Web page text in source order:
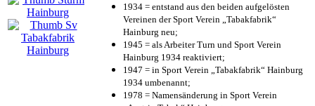
1934 = entstand aus den beiden aufgelösten
Vereinen der Sport Verein „Tabakfabrik“
Hainburg neu;
1945 = als Arbeiter Turn und Sport Verein
Hainburg 1934 reaktiviert;
1947 = in Sport Verein „Tabakfabrik“ Hainburg
1934 umbenannt;
1978 = Namensänderung in Sport Verein